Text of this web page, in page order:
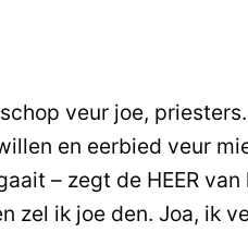
veur joe, priesters.
en eerbied veur
– zegt de HEER van
zel ik joe den. Joa, ik